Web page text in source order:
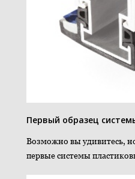
Первый образец
Возможно вы удивитесь,
первые системы